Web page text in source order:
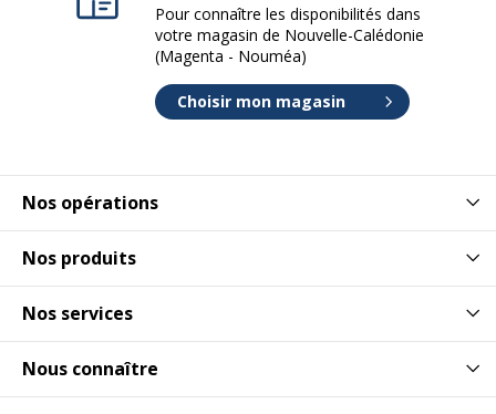
Nos opérations
Nos produits
Nos services
Nous connaître
Pour connaître les disponibilités dans
votre magasin de Nouvelle-Calédonie
(Magenta - Nouméa)
Choisir mon magasin